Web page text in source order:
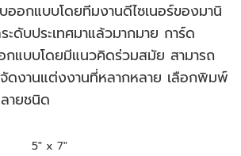
ออกแบบโดยทีมงานดีไซเนอร์ของมานิ
ะดับประเทศมาแล้วมากมาย การ์ด
กแบบโดยมีแนวคิดร่วมสมัย สามารถ
จัดงานแต่งงานที่หลากหลาย เลือกพิมพ์
ายชนิด
5" x 7"